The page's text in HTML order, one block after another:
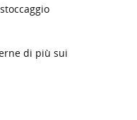
di più sui